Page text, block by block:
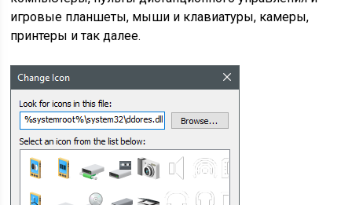
игровые планшеты, мыши и клавиатуры, камеры,
принтеры и так далее.